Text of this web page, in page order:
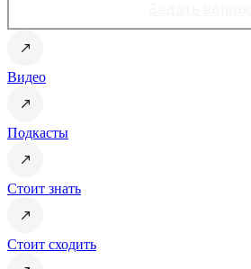
Видео
Подкасты
Стоит знать
Стоит сходить